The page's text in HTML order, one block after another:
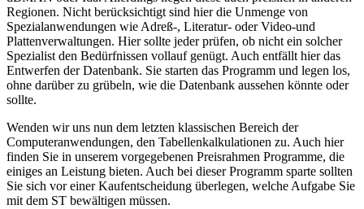
Regionen. Nicht berücksichtigt sind hier die Unmenge von
Spezialanwendungen wie Adreß-, Literatur- oder Video-und
Plattenverwaltungen. Hier sollte jeder prüfen, ob nicht ein solcher
Spezialist den Bedürfnissen vollauf genügt. Auch entfällt hier das
Entwerfen der Datenbank. Sie starten das Programm und legen los,
ohne darüber zu grübeln, wie die Datenbank aussehen könnte oder
sollte.
Wenden wir uns nun dem letzten klassischen Bereich der
Computeranwendungen, den Tabellenkalkulationen zu. Auch hier
finden Sie in unserem vorgegebenen Preisrahmen Programme, die
einiges an Leistung bieten. Auch bei dieser Programm sparte sollten
Sie sich vor einer Kaufentscheidung überlegen, welche Aufgabe Sie
mit dem ST bewältigen müssen.